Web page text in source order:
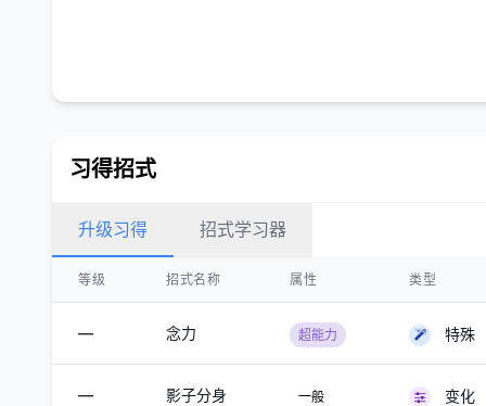
习得招式
升级习得 招式学习器
等级 招式名称 属性 类型
— 念力 超能力 特殊
— 影子分身 一般 变化